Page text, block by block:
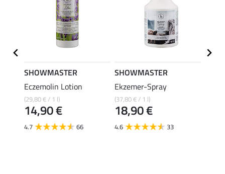
SHOWMASTER
Eczemolin Lotion
(29,80 € / 1 l)
14,90 €
4.7 66
SHOWMASTER
Ekzemer-Spray
(37,80 € / 1 l)
18,90 €
4.6 33